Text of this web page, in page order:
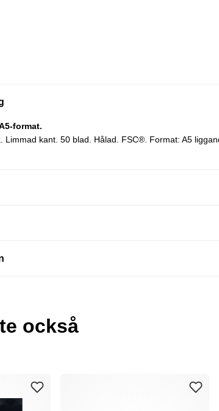
format.
Limmad kant. 50 blad. Hålad. FSC®. Format: A5
också